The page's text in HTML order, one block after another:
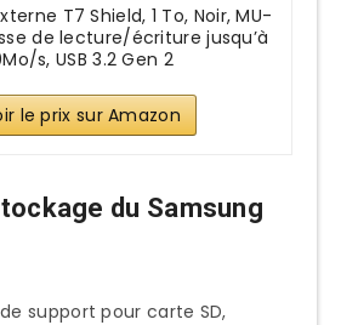
T7 Shield, 1 To, Noir, MU-
de lecture/écriture jusqu’à
s, USB 3.2 Gen 2
le prix sur Amazon
du Samsung
support pour carte SD,